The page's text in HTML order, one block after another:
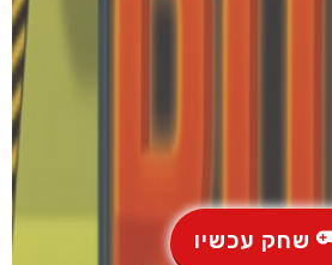
שחק עכשיו